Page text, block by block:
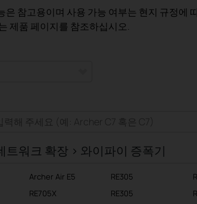
은 참고용이며 사용 가능 여부는 현지 규정에
제품 페이지를 참조하십시오.
트워크 확장 > 와이파이 증폭기
Archer Air E5 RE305
RE705X RE305